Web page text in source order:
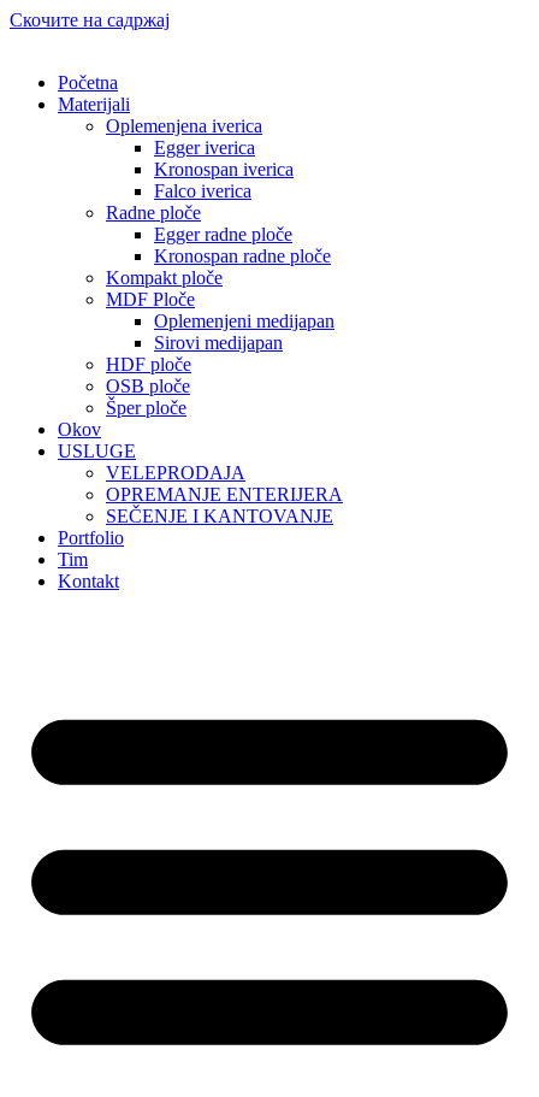
Скочите на садржај
Početna
Materijali
Oplemenjena iverica
Egger iverica
Kronospan iverica
Falco iverica
Radne ploče
Egger radne ploče
Kronospan radne ploče
Kompakt ploče
MDF Ploče
Oplemenjeni medijapan
Sirovi medijapan
HDF ploče
OSB ploče
Šper ploče
Okov
USLUGE
VELEPRODAJA
OPREMANJE ENTERIJERA
SEČENJE I KANTOVANJE
Portfolio
Tim
Kontakt